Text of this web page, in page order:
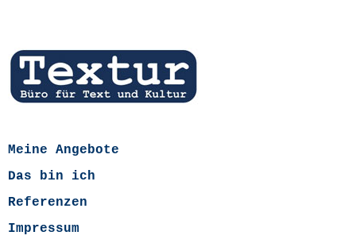
Meine Angebote
Das bin ich
Referenzen
Impressum